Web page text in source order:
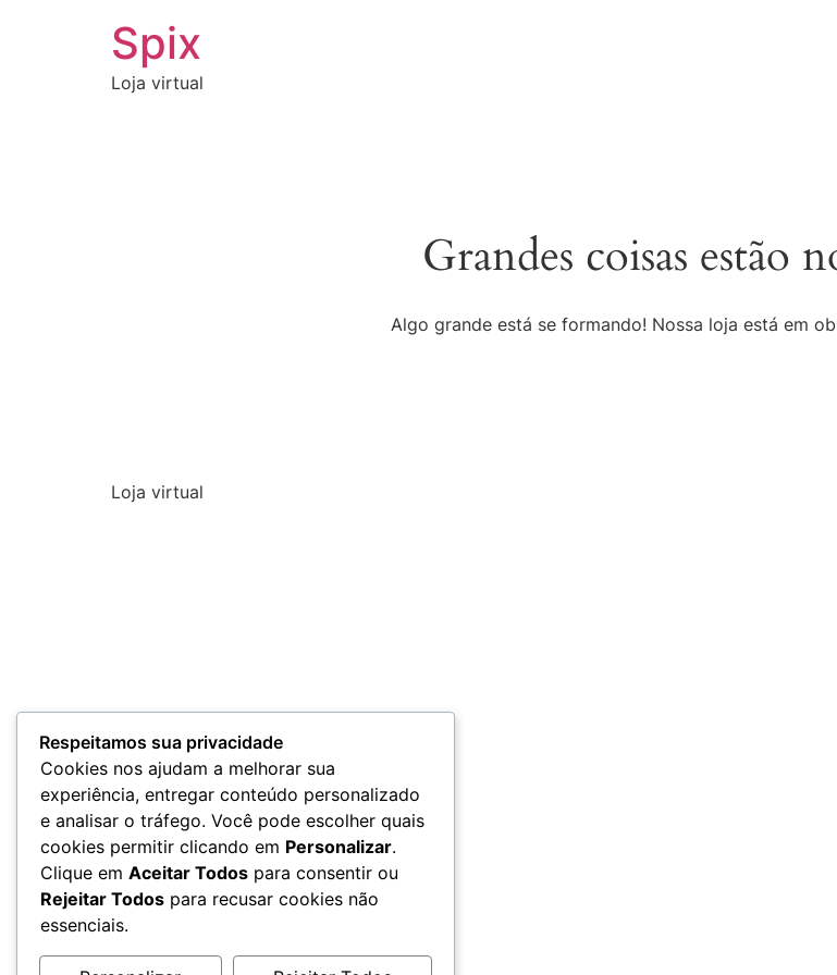
Spix
Loja virtual
Grandes coisas estão
Algo grande está se formando! Nossa loja está em
Loja virtual
Respeitamos sua privacidade
Cookies nos ajudam a melhorar sua
experiência, entregar conteúdo personalizado
e analisar o tráfego. Você pode escolher quais
cookies permitir clicando em Personalizar.
Clique em Aceitar Todos para consentir ou
Rejeitar Todos para recusar cookies não
essenciais.